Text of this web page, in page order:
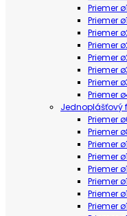
Priemer
Priemer
Priemer
Priemer
Priemer
Priemer
Priemer
Priemer
Jednoplášťový
Priemer
Priemer
Priemer
Priemer
Priemer
Priemer
Priemer
Priemer